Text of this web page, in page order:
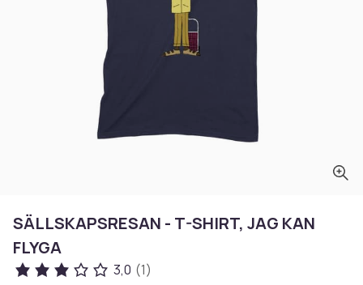
SÄLLSKAPSRESAN - T-SHIRT, JAG KAN
FLYGA
3,0 (1)